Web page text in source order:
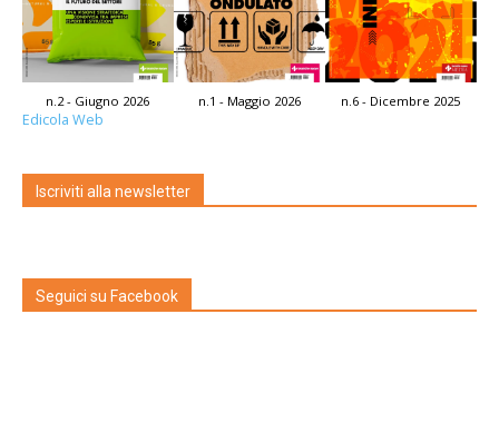
n.2 - Giugno 2026 n.1 - Maggio 2026 n.6 - Dicembre 2025
Edicola Web
Iscriviti alla newsletter
Seguici su Facebook